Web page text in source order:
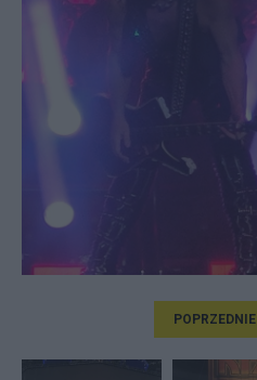
POPRZEDNIE